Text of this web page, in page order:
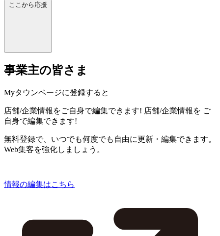
ここから応援
事業主の皆さま
Myタウンページに登録すると
店舗/企業情報をご自身で編集できます! 店舗/企業情報を ご
自身で編集できます!
無料登録で、いつでも何度でも自由に更新・編集できます。
Web集客を強化しましょう。
情報の編集はこちら